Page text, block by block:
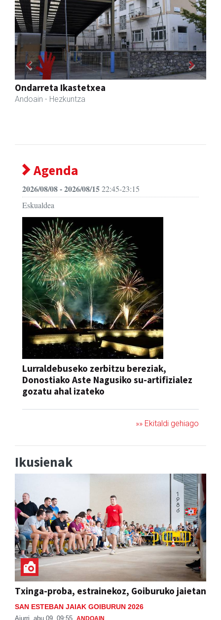
Erniobea BHI
Amasa-Villabona - Hezkuntza
Previous Next
Agenda
2026/08/08 - 2026/08/1522:45-23:15
Eskualdea
Lurraldebuseko zerbitzu bereziak,
Donostiako Aste Nagusiko su-artifizialez
gozatu ahal izateko
»» Ekitaldi gehiago
Ikusienak
Txinga-proba, estrainekoz, Goiburuko jaietan
SAN ESTEBAN JAIAK GOIBURUN 2026
Aiurri abu 09, 09:55